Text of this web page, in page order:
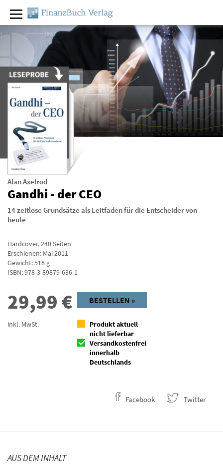
Alan Axelrod
Gandhi - der CEO
14 zeitlose Grundsätze als Leitfaden für die Entscheider von
heute
Hardcover,240Seiten
Erschienen: Mai 2011
Gewicht: 518 g
ISBN:978-3-89879-636-1
29,99 €
inkl. MwSt.
BESTELLEN »
Produkt aktuell
nicht lieferbar
Versandkostenfrei
innerhalb
Deutschlands
Facebook Twitter
AUS DEM INHALT